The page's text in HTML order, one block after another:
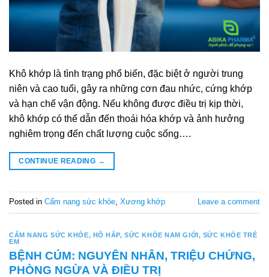
Khô khớp là tình trạng phổ biến, đặc biệt ở người trung
niên và cao tuổi, gây ra những cơn đau nhức, cứng khớp
và hạn chế vận động. Nếu không được điều trị kịp thời,
khô khớp có thể dẫn đến thoái hóa khớp và ảnh hưởng
nghiêm trọng đến chất lượng cuộc sống….
CONTINUE READING →
Posted in Cẩm nang sức khỏe, Xương khớp Leave a comment
CẨM NANG SỨC KHỎE, HÔ HẤP,SỨC KHỎE NAM GIỚI, SỨC KHỎE TRẺ
EM
BỆNH CÚM: NGUYÊN NHÂN, TRIỆU CHỨNG,
PHÒNG NGỪA VÀ ĐIỀU TRỊ